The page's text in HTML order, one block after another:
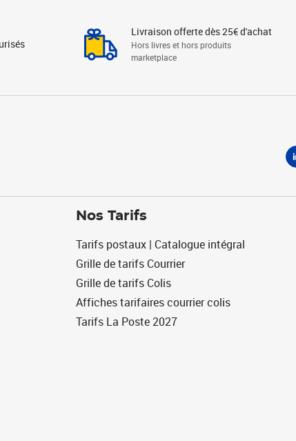
Livraison offerte dès 25€ d'achat
Hors livres et hors produits
marketplace
Nos Tarifs
Tarifs postaux | Catalogue intégral
Grille de tarifs Courrier
Grille de tarifs Colis
Affiches tarifaires courrier colis
Tarifs La Poste 2027